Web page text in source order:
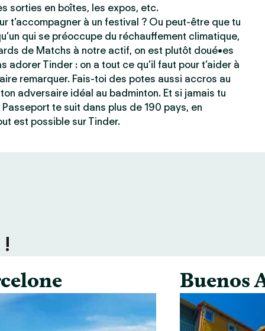
sorties en boîtes, les expos, etc.
t’accompagner à un festival ? Ou peut-être que tu
qui se préoccupe du réchauffement climatique,
de Matchs à notre actif, on est plutôt doué•es
adorer Tinder : on a tout ce qu’il faut pour t’aider à
remarquer. Fais-toi des potes aussi accros au
adversaire idéal au badminton. Et si jamais tu
te suit dans plus de 190 pays, en
est possible sur Tinder.
Buenos